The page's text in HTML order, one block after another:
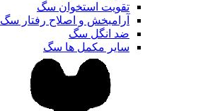
تقویت استخوان سگ
آرامبخش و اصلاح رفتار سگ
ضد انگل سگ
سایر مکمل ها سگ